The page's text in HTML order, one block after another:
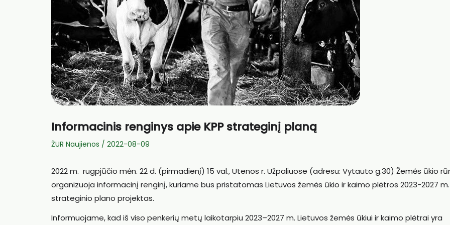
Informacinis renginys apie KPP strateginį planą
ŽUR Naujienos / 2022-08-09
2022 m. rugpjūčio mėn. 22 d. (pirmadienį) 15 val., Utenos r. Užpaliuose (adresu: Vytauto g.30) Žemės ūkio
organizuoja informacinį renginį, kuriame bus pristatomas Lietuvos žemės ūkio ir kaimo plėtros 2023-2027 m.
strateginio plano projektas.
Informuojame, kad iš viso penkerių metų laikotarpiu 2023–2027 m. Lietuvos žemės ūkiui ir kaimo plėtrai yra